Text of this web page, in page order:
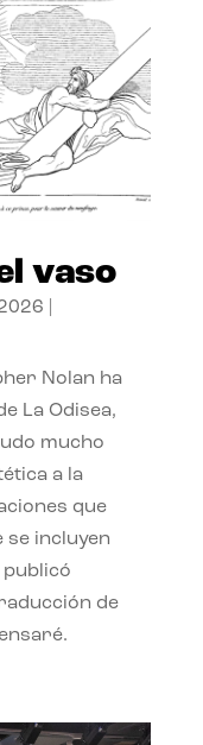
vaso
Nolan ha
La Odisea,
mucho
a la
que
se incluyen
publicó
de